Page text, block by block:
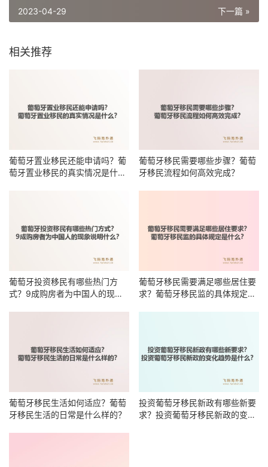
下一篇 »
2023-04-29
相关推荐
葡萄牙置业移民还能申请吗？葡
萄牙置业移民的真实情况是什
葡萄牙移民需要哪些步骤？葡萄
牙移民流程如何高效完成？
葡萄牙投资移民有哪些热门方
式？9成购房者为中国人的现象
葡萄牙移民需要满足哪些居住要
求？葡萄牙移民监的具体规定是
葡萄牙移民生活如何适应？葡萄
牙移民生活的日常是什么样的？
投资葡萄牙移民新政有哪些新要
求？投资葡萄牙移民新政的变化